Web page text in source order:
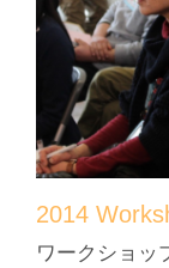
2014
ワークショッ